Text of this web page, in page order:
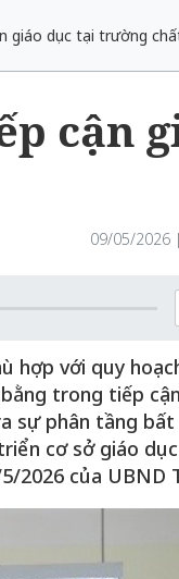
giáo dục tại trường
cận
09/05/2026
hợp với quy
trong tiếp
sự phân tầng
cơ sở giáo
2026 của UBND